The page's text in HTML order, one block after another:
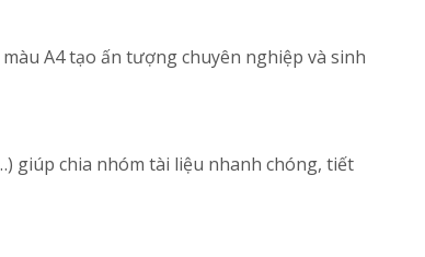
A4 tạo ấn tượng chuyên nghiệp và sinh
giúp chia nhóm tài liệu nhanh chóng, tiết